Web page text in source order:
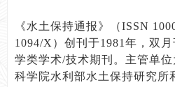
《水土保持通报》（ISSN
1094/X）创刊于1981年，双
学类学术/技术期刊。主管单
科学院水利部水土保持研究所